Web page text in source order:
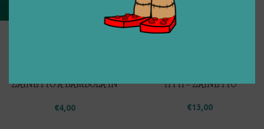
MARSUPIO CONVERTIBILE
ZAINETTO A BAMBOLA IN
€4,00
TITTI – ZAINETTO
€13,00